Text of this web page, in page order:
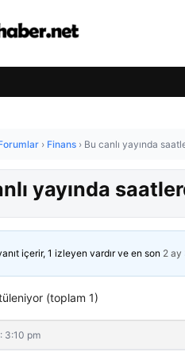
› Finans › Bu canlı yayında
yayında
içerir, 1 izleyen vardır ve en son 2 ay
(toplam 1)
3:10 pm